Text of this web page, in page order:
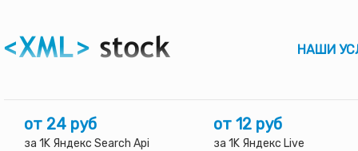
НАШИ
от 24 руб
за 1K Яндекс Search Api
от 12 руб
за 1K Яндекс Live